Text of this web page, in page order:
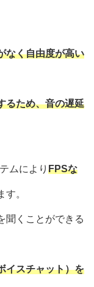
なく自由度が高い
るため、音の遅延
ムにより FPSな
す。
聞くことができる
イスチャット）を